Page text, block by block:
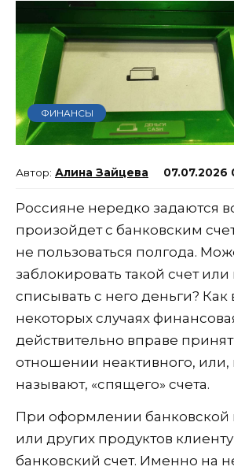
ФИНАНСЫ
Алина Зайцева 07.07.2026
Россияне нередко задаются
произойдет с банковским
не пользоваться полгода.
заблокировать такой счет или
списывать с него деньги? Как
некоторых случаях
действительно вправе
отношении неактивного, или,
называют, «спящего» счета.
При оформлении банковской
или других продуктов
банковский счет. Именно на